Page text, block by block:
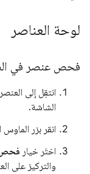
لوحة العناصر
فحص عنصر في
انتقِل إلى
الشاشة.
انقر بزر
اختَر خيار
والتركيز على